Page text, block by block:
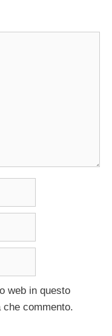
web in questo
commento.